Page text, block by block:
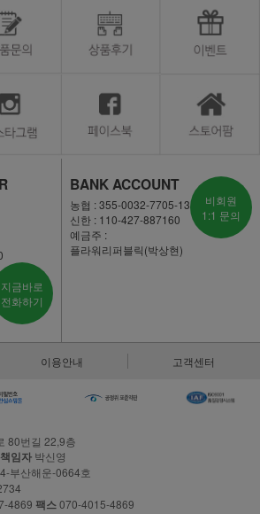
지금바로
전화하기
BANK ACCOUNT
농협 : 355-0032-7705-13
신한 : 110-427-887160
예금주 :
플라워리퍼블릭(박상현)
비회원
1:1 문의
이용안내 고객센터
80번길 22,9층
임자 박신영
부산해운-0664호
4869 팩스070-4015-4869